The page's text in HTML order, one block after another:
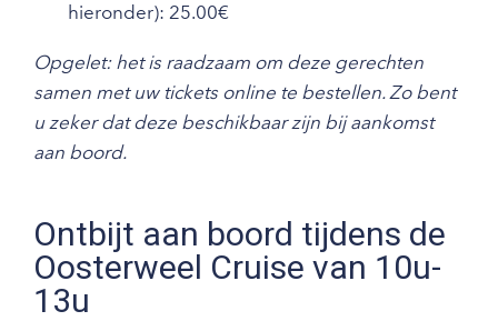
hieronder): 25.00€
Opgelet: het is raadzaam om deze gerechten
samen met uw tickets online te bestellen. Zo bent
u zeker dat deze beschikbaar zijn bij aankomst
aan boord.
Ontbijt aan boord tijdens de
Oosterweel Cruise van 10u-
13u